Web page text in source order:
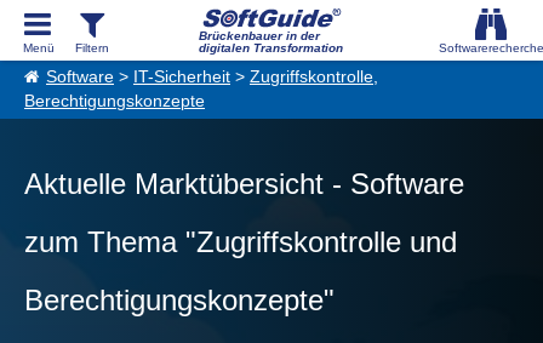
Brückenbauer in der
digitalen Transformation
Software > IT-Sicherheit > Zugriffskontrolle,
Berechtigungskonzepte
Aktuelle Marktübersicht - Software
zum Thema "Zugriffskontrolle und
Berechtigungskonzepte"